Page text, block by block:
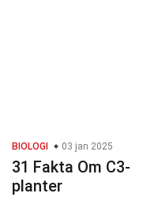
BIOLOGI 03 jan 2025
31 Fakta Om C3-
planter